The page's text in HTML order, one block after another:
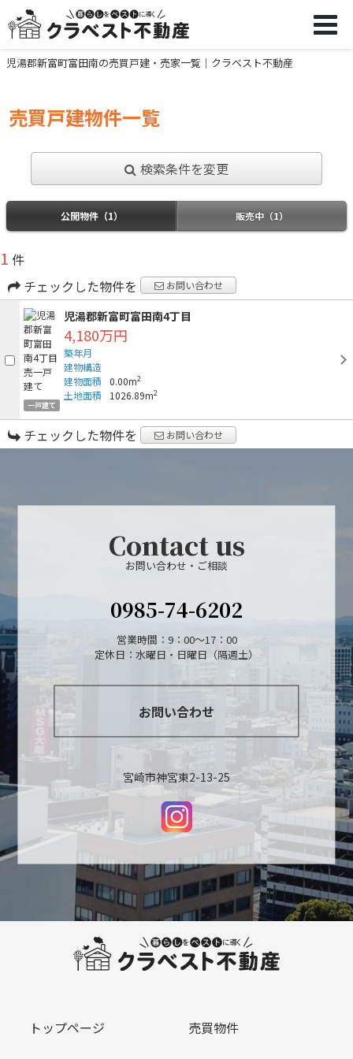
児湯郡新富町富田南の売買戸建・売家一覧｜クラベスト不動産
売買戸建物件一覧
検索条件を変更
公開物件（1） 販売中（1）
1 件
チェックした物件を
お問い合わせ
一戸建て
児湯郡新富町富田南4丁目
4,180万円
築年月
建物構造
建物面積
0.00m2
土地面積 1026.89m2
チェックした物件を お問い合わせ
Contact us
お問い合わせ・ご相談
0985-74-6202
営業時間：9：00～17：00
定休日：水曜日・日曜日（隔週土）
お問い合わせ
宮崎市神宮東2-13-25
トップページ 売買物件